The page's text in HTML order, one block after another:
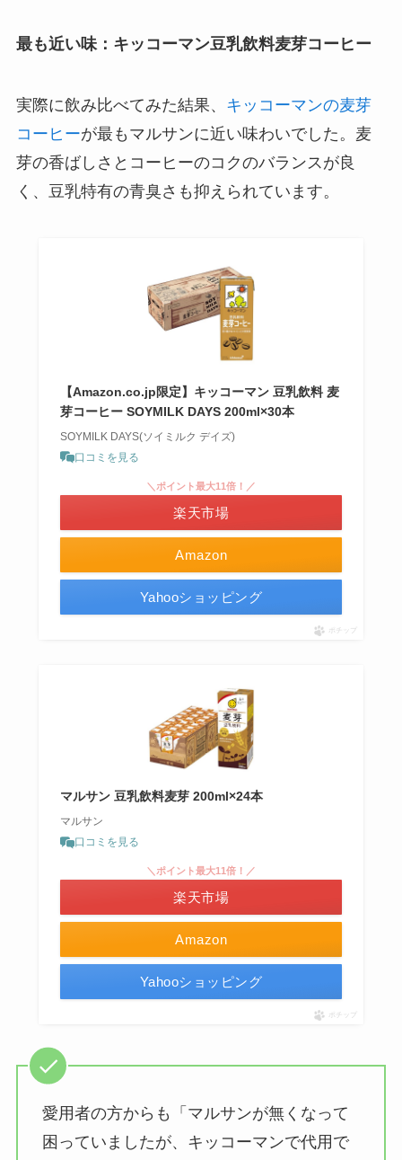
最も近い味：キッコーマン豆乳飲料麦芽コーヒー
実際に飲み比べてみた結果、 キッコーマンの麦芽
コーヒーが最もマルサンに近い味わいでした。麦
芽の香ばしさとコーヒーのコクのバランスが良
く、豆乳特有の青臭さも抑えられています。
【Amazon.co.jp限定】キッコーマン 豆乳飲料 麦
芽コーヒー SOYMILK DAYS 200ml×30本
SOYMILK DAYS(ソイミルク デイズ)
口コミを見る
Amazon
＼ポイント最大11倍！／
楽天市場
Yahooショッピング
ポチップ
マルサン 豆乳飲料麦芽 200ml×24本
マルサン
口コミを見る
Amazon
＼ポイント最大11倍！／
楽天市場
Yahooショッピング
ポチップ
愛用者の方からも「マルサンが無くなって
困っていましたが、キッコーマンで代用で